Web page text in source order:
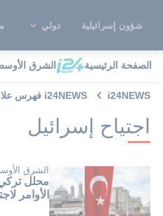
شؤون إسرائيلية دولي
الصفحة الرئيسية الشرق
i24NEWS i24NEWS فهرس علامات
اجتياح إسرائيل
الشرق
محلل
الأوامر